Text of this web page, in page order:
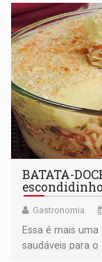
BATATA-
Gastronomia
Essa é mais
saudáveis para